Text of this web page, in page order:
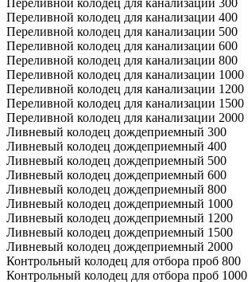
Переливной колодец для канализации 300
Переливной колодец для канализации 400
Переливной колодец для канализации 500
Переливной колодец для канализации 600
Переливной колодец для канализации 800
Переливной колодец для канализации 1000
Переливной колодец для канализации 1200
Переливной колодец для канализации 1500
Переливной колодец для канализации 2000
Ливневый колодец дождеприемный 300
Ливневый колодец дождеприемный 400
Ливневый колодец дождеприемный 500
Ливневый колодец дождеприемный 600
Ливневый колодец дождеприемный 800
Ливневый колодец дождеприемный 1000
Ливневый колодец дождеприемный 1200
Ливневый колодец дождеприемный 1500
Ливневый колодец дождеприемный 2000
Контрольный колодец для отбора проб 800
Контрольный колодец для отбора проб 1000